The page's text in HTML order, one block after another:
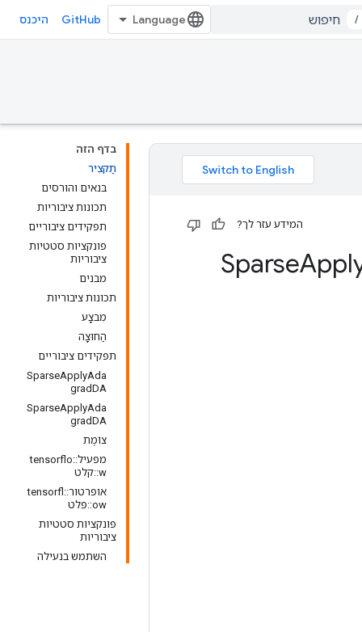
/
GitHub היכנס
בדף הזה
תַקצִיר
בנאים והורסים
תכונות ציבוריות
תפקידים ציבוריים
פונקציות סטטיות
ציבוריות
מבנים
תכונות ציבוריות
מִבצָע
הַחוּצָה
תפקידים ציבוריים
SparseApplyAda
gradDA
SparseApplyAda
gradDA
צוֹמֶת
מפעיל::tensorflo
w::קלט
אופרטור::tensorfl
ow::פלט
פונקציות סטטיות
ציבוריות
השתמש בנעילה
המידע עזר לך?